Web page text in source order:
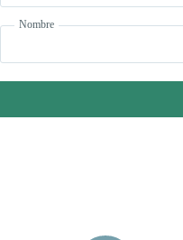
Nombre